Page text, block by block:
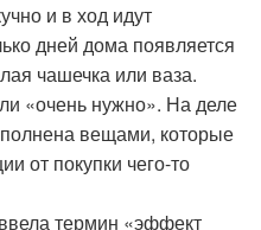
и в ход идут
дней дома появляется
чашечка или ваза.
«очень нужно». На деле
вещами, которые
от покупки чего-то
термин «эффект